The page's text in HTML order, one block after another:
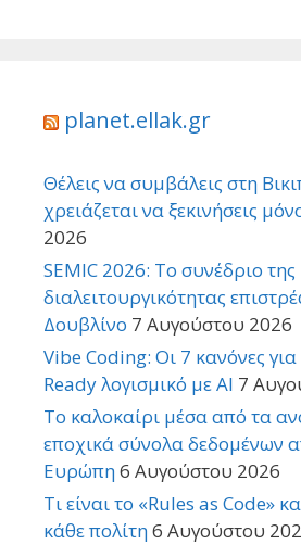
planet.ellak.gr
Θέλεις να συμβάλεις στη
χρειάζεται να ξεκινήσεις
2026
SEMIC 2026: Το συνέδριο της
διαλειτουργικότητας
Δουβλίνο 7 Αυγούστου 2026
Vibe Coding: Οι 7 κανόνες
Ready λογισμικό με AI 7
Το καλοκαίρι μέσα από τα
εποχικά σύνολα δεδομένων
Ευρώπη6 Αυγούστου 2026
Τι είναι το «Rules as Code»
κάθε πολίτη6 Αυγούστου